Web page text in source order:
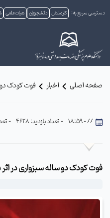
دسترسی سریع به: کارمندان دانشجویان هیات علمی
صفحه اصلی اخبار فوت کودک دو
// - 18:59 - تعداد بازدید: 4628 -
فوت کودک دو ساله سبزواری در